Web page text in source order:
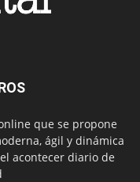
que se propone
ágil y dinámica
acontecer diario de